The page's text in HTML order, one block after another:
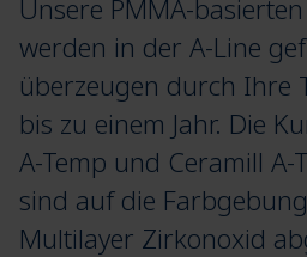
Unsere PMMA-
werden in der A-Line
überzeugen durch Ihre
bis zu einem Jahr. Die
A-Temp und Ceramill A-
sind auf die
Multilayer Zirkonoxid